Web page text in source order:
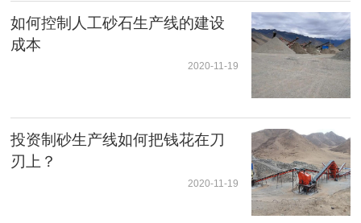
如何控制人工砂石生产线的建设
成本
2020-11-19
投资制砂生产线如何把钱花在刀
刃上？
2020-11-19